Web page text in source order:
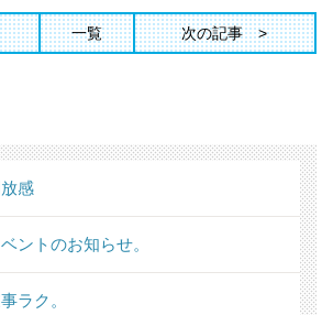
一覧 次の記事
感
ントのお知らせ。
ラク。